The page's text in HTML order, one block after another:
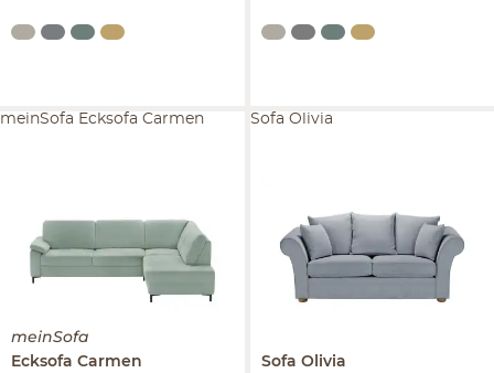
meinSofa
Ecksofa Carmen
meinSofa Ecksofa Carmen
Sofa Olivia
Sofa Olivia